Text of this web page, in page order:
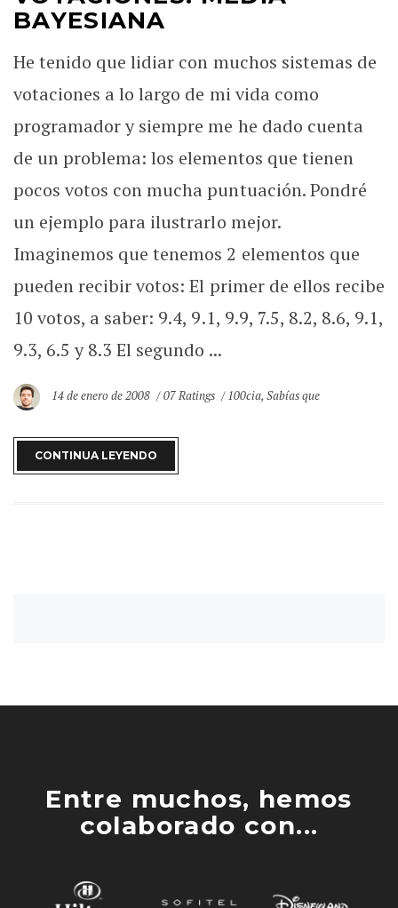
BAYESIANA
He tenido que lidiar con muchos sistemas de
votaciones a lo largo de mi vida como
programador y siempre me he dado cuenta
de un problema: los elementos que tienen
pocos votos con mucha puntuación. Pondré
un ejemplo para ilustrarlo mejor.
Imaginemos que tenemos 2 elementos que
pueden recibir votos: El primer de ellos recibe
10 votos, a saber: 9.4, 9.1, 9.9, 7.5, 8.2, 8.6, 9.1,
9.3, 6.5 y 8.3 El segundo ...
14 de enero de 2008 07 Ratings 100cia,Sabías que
CONTINUA LEYENDO
Entre muchos, hemos
colaborado con...